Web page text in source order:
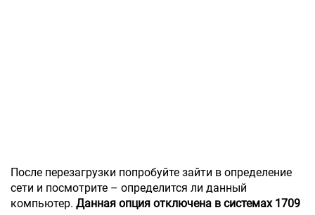
После перезагрузки попробуйте зайти в определение
сети и посмотрите – определится ли данный
компьютер. Данная опция отключена в системах 1709